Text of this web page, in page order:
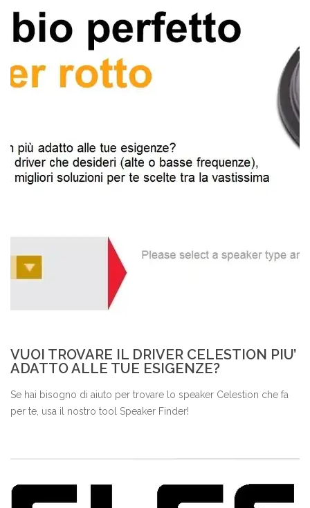
VUOI TROVARE IL DRIVER CELESTION PIU’
ADATTO ALLE TUE ESIGENZE?
Se hai bisogno di aiuto per trovare lo speaker Celestion che fa
per te, usa il nostro tool Speaker Finder!